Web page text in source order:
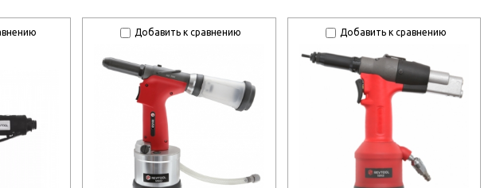
Добавить к сравнению Добавить к сравнению